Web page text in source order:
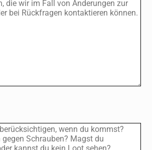
@Instagram @LinkedIn